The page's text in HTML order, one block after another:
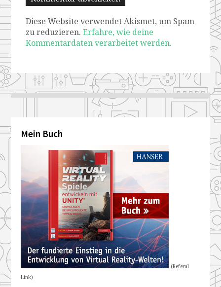
Diese Website verwendet Akismet, um Spam
zu reduzieren.Erfahre, wie deine
Kommentardaten verarbeitet werden.
Mein Buch
(Referal
Link)